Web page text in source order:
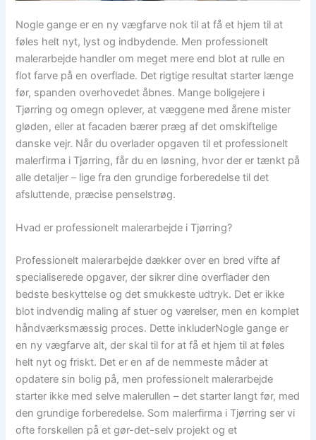
Nogle gange er en ny vægfarve nok til at få et hjem til at
føles helt nyt, lyst og indbydende. Men professionelt
malerarbejde handler om meget mere end blot at rulle en
flot farve på en overflade. Det rigtige resultat starter længe
før, spanden overhovedet åbnes. Mange boligejere i
Tjørring og omegn oplever, at væggene med årene mister
gløden, eller at facaden bærer præg af det omskiftelige
danske vejr. Når du overlader opgaven til et professionelt
malerfirma i Tjørring, får du en løsning, hvor der er tænkt på
alle detaljer – lige fra den grundige forberedelse til det
afsluttende, præcise penselstrøg.
Hvad er professionelt malerarbejde i Tjørring?
Professionelt malerarbejde dækker over en bred vifte af
specialiserede opgaver, der sikrer dine overflader den
bedste beskyttelse og det smukkeste udtryk. Det er ikke
blot indvendig maling af stuer og værelser, men en komplet
håndværksmæssig proces. Dette inkluderNogle gange er
en ny vægfarve alt, der skal til for at få et hjem til at føles
helt nyt og friskt. Det er en af de nemmeste måder at
opdatere sin bolig på, men professionelt malerarbejde
starter ikke med selve malerullen – det starter langt før, med
den grundige forberedelse. Som malerfirma i Tjørring ser vi
ofte forskellen på et gør-det-selv projekt og et